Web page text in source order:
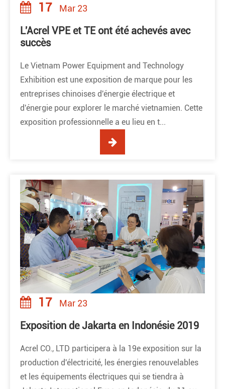
17 Mar 23
L'Acrel VPE et TE ont été achevés avec
succès
Le Vietnam Power Equipment and Technology
Exhibition est une exposition de marque pour les
entreprises chinoises d'énergie électrique et
d'énergie pour explorer le marché vietnamien. Cette
exposition professionnelle a eu lieu en t...
17 Mar 23
Exposition de Jakarta en Indonésie 2019
Acrel CO., LTD participera à la 19e exposition sur la
production d'électricité, les énergies renouvelables
et les équipements électriques qui se tiendra à